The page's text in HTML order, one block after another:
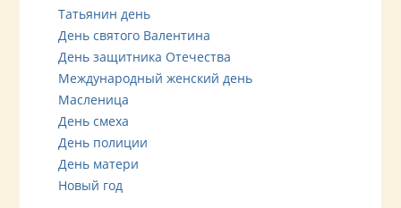
Татьянин день
День святого Валентина
День защитника Отечества
Международный женский день
Масленица
День смеха
День полиции
День матери
Новый год